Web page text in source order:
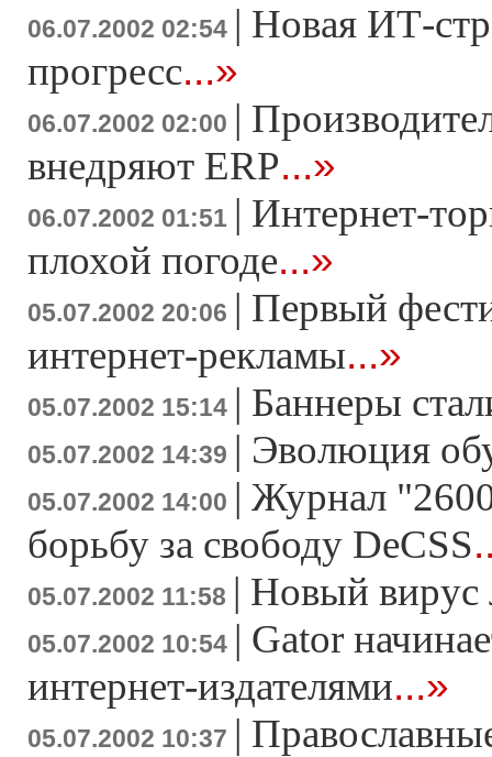
06.07.2002 02:54 | Новая ИТ-
прогресс...»
06.07.2002 02:00 |
внедряют ERP...»
06.07.2002 01:51 | Интернет-
плохой погоде...»
05.07.2002 20:06 | Первый
интернет-рекламы...»
05.07.2002 15:14 | Баннеры
05.07.2002 14:39 | Эволюция
05.07.2002 14:00 | Журнал
борьбу за свободу DeCSS
05.07.2002 11:58 | Новый вирус
05.07.2002 10:54 | Gator
интернет-издателями...»
05.07.2002 10:37 |